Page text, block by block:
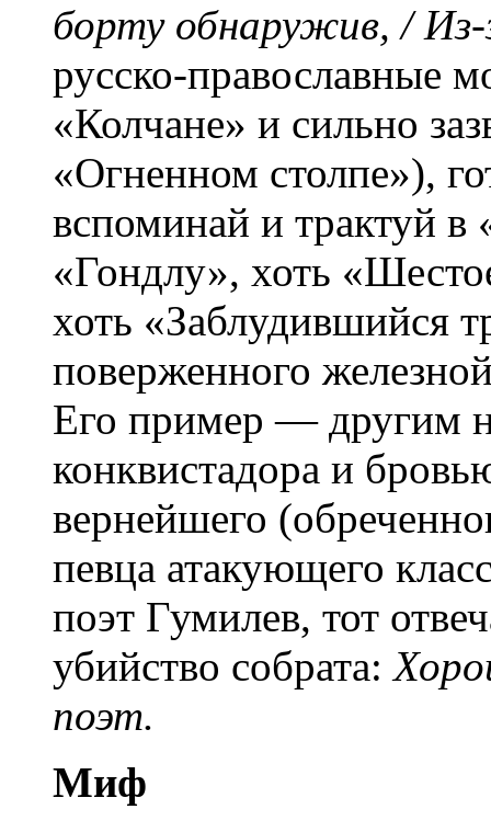
борту обнаружив, /
русско-православные
«Колчане» и сильно
«Огненном столпе»),
вспоминай и трактуй
«Гондлу», хоть
хоть «Заблудившийся
поверженного
Его пример — другим
конквистадора и
вернейшего
певца атакующего
поэт Гумилев, тот
убийство собрата:
поэт.
Миф